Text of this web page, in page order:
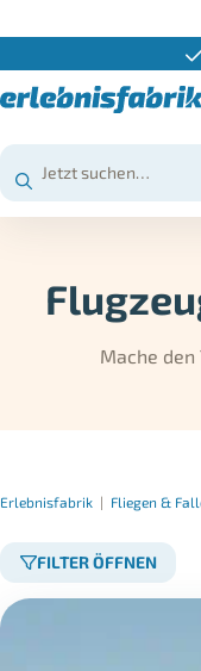
ÜBER
Mache
Erlebnisfabrik | Fliegen &
FILTER ÖFFNEN